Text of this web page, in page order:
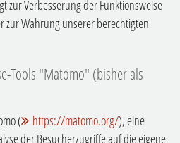
zur Verbesserung der Funktionsweise
zur Wahrung unserer berechtigten
Tools "Matomo" (bisher als
( https://matomo.org/), eine
der Besucherzugriffe auf die eigene